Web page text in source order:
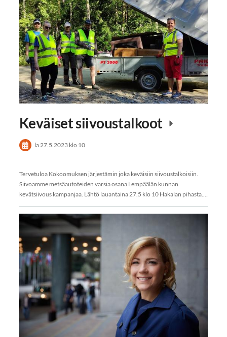
Keväiset siivoustalkoot
la 27.5.2023 klo 10
Tervetuloa Kokoomuksen järjestämin joka keväisiin siivoustalkoisiin.
Siivoamme metsäautoteiden varsia osana Lempäälän kunnan
kevätsiivous kampanjaa. Lähtö lauantaina 27.5 klo 10 Hakalan pihasta.…